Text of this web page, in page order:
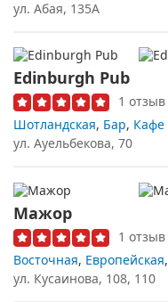
ул. Абая, 135А
Edinburgh Pub
1 отзыв
Шотландская, Бар, Кафе
ул. Ауельбекова, 70
Мажор
1 отзыв
Восточная, Европейская,
ул. Кусаинова, 108, 110